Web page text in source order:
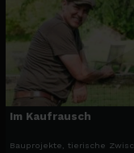
Im Kaufrausch
Bauprojekte, tierische